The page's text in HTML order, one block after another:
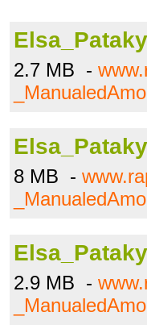
2.7 MB -
8 MB -
2.9 MB -